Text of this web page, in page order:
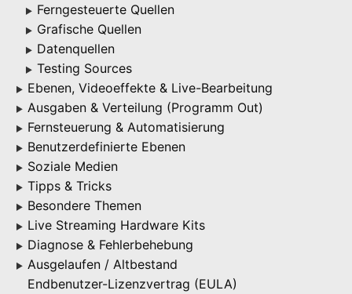
▶ Ferngesteuerte Quellen
▶ Grafische Quellen
▶ Datenquellen
▶ Testing Sources
▶ Ebenen, Videoeffekte & Live-Bearbeitung
▶ Ausgaben & Verteilung (Programm Out)
▶ Fernsteuerung & Automatisierung
▶ Benutzerdefinierte Ebenen
▶ Soziale Medien
▶ Tipps & Tricks
▶ Besondere Themen
▶ Live Streaming Hardware Kits
▶ Diagnose & Fehlerbehebung
▶ Ausgelaufen / Altbestand
Endbenutzer-Lizenzvertrag (EULA)